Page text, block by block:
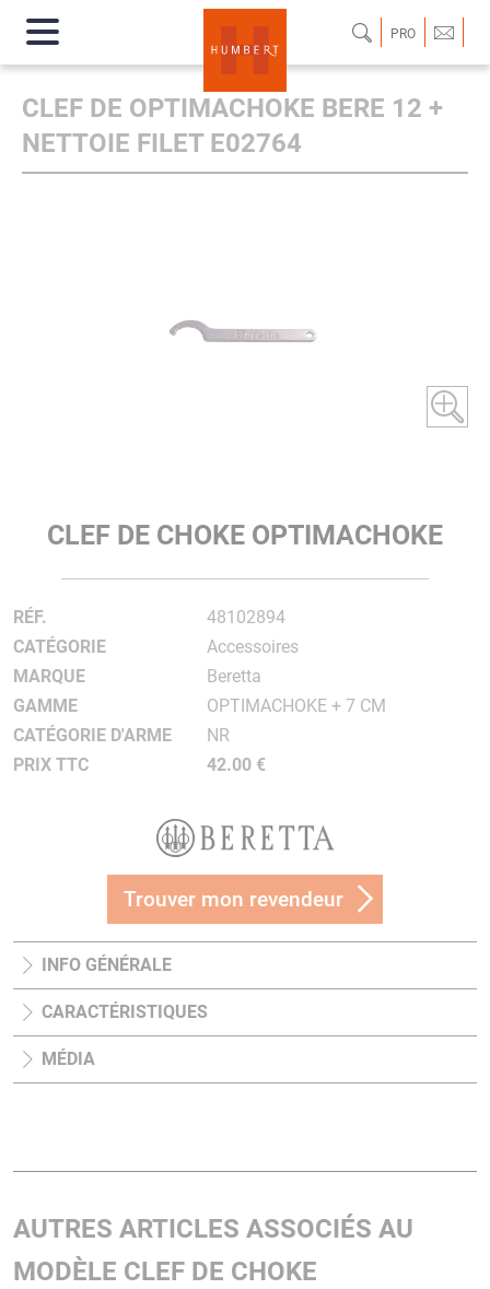
PRO
CLEF DE OPTIMACHOKE BERE 12 +
NETTOIE FILET E02764
CLEF DE CHOKE OPTIMACHOKE
RÉF.
48102894
CATÉGORIE
Accessoires
MARQUE
Beretta
GAMME
OPTIMACHOKE + 7 CM
CATÉGORIE D'ARME
NR
PRIX TTC
42.00 €
Trouver mon revendeur
INFO GÉNÉRALE
CARACTÉRISTIQUES
MÉDIA
AUTRES ARTICLES ASSOCIÉS AU
MODÈLE CLEF DE CHOKE